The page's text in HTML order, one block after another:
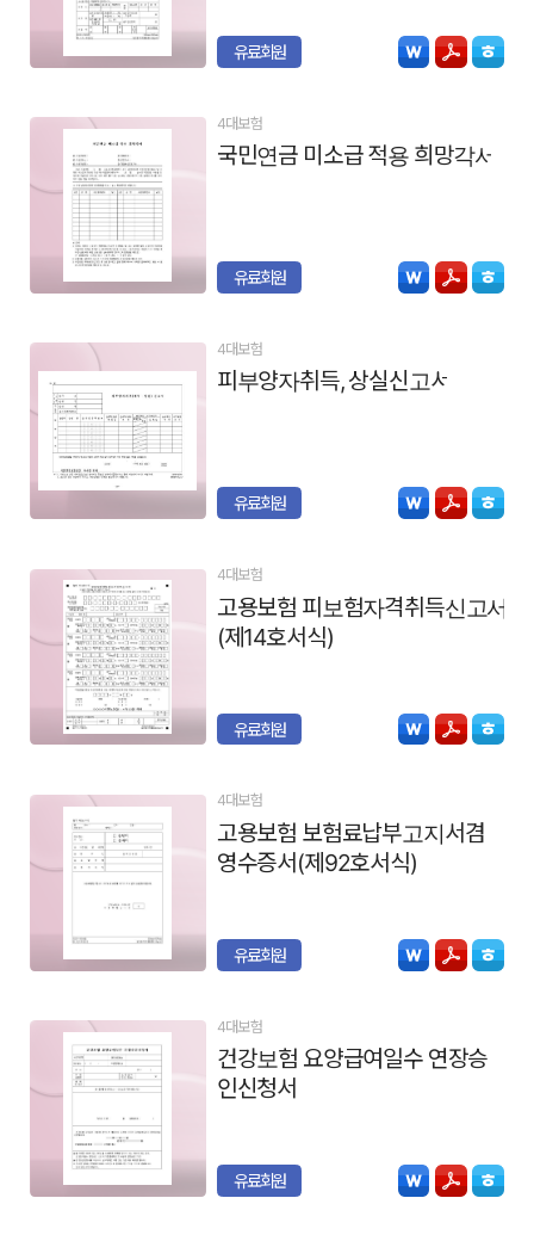
유료회원
4대보험
국민연금 미소급 적용 희망각서
유료회원
4대보험
피부양자취득, 상실신고서
유료회원
4대보험
고용보험 피보험자격취득신고서
(제14호서식)
유료회원
4대보험
고용보험 보험료납부고지서겸
영수증서(제92호서식)
유료회원
4대보험
건강보험 요양급여일수 연장승
인신청서
유료회원